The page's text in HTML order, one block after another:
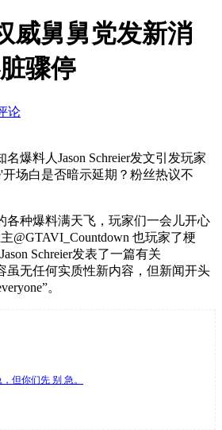
威舅舅党发新消
骤停
论
名爆料人Jason Schreier发文引发玩家
开场白是否暗示延期？粉丝热议不
各种爆料满天飞，玩家们一会儿开心
@GTAVI_Countdown 也玩家了梗
Schreier发表了一篇有关
虽无任何实质性新内容，但新闻开头
。
但你们先 别 急。